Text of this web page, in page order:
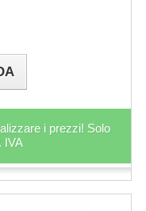
i prezzi! Solo
IVA